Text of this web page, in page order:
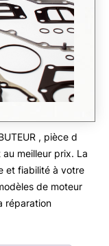
, pièce d
meilleur prix. La
et fiabilité à votre
de moteur
réparation